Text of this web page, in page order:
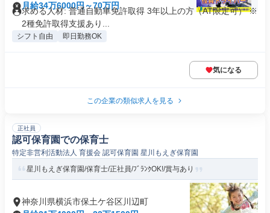
月給34万6000円～70万円
求める人材: 普通自動車免許取得 3年以上の方（AT限定可） ※
2種免許取得支援あり...
シフト自由 即日勤務OK
気になる
この企業の類似求人を見る
正社員
認可保育園での保育士
特定非営利活動法人 育援会 認可保育園 星川もえぎ保育園
星川もえぎ保育園/保育士/正社員/ﾌﾞﾗﾝｸOK!/賞与あり
神奈川県横浜市保土ケ谷区川辺町